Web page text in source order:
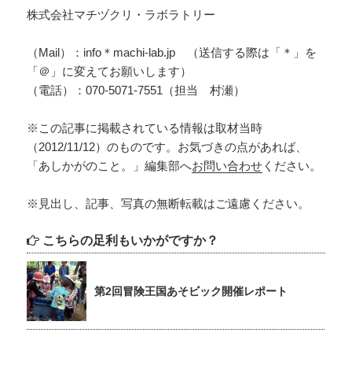
株式会社マチヅクリ・ラボラトリー
（Mail）：info＊machi-lab.jp （送信する際は「＊」を
「＠」に変えてお願いします）
（電話）：070-5071-7551（担当 村瀬）
※この記事に掲載されている情報は取材当時
（2012/11/12）のものです。お気づきの点があれば、
「あしかがのこと。」編集部へお問い合わせ ください。
※見出し、記事、写真の無断転載はご遠慮ください。
こちらの足利もいかがですか？
第2回冒険王国あそビック開催レポート